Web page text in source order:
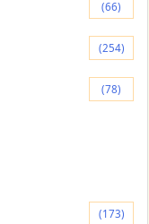
(66)
(254)
(78)
(173)